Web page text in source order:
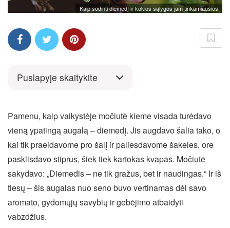
Kaip sodinti diemedį ir kokios sąlygos jam tinkamiausios
Puslapyje skaitykite
Pamenu, kaip vaikystėje močiutė kieme visada turėdavo
vieną ypatingą augalą – diemedį. Jis augdavo šalia tako, o
kai tik praeidavome pro šalį ir paliesdavome šakeles, ore
pasklisdavo stiprus, šiek tiek kartokas kvapas. Močiutė
sakydavo: „Diemedis – ne tik gražus, bet ir naudingas.“ Ir iš
tiesų – šis augalas nuo seno buvo vertinamas dėl savo
aromato, gydomųjų savybių ir gebėjimo atbaidyti
vabzdžius.